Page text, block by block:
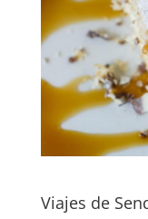
Viajes de